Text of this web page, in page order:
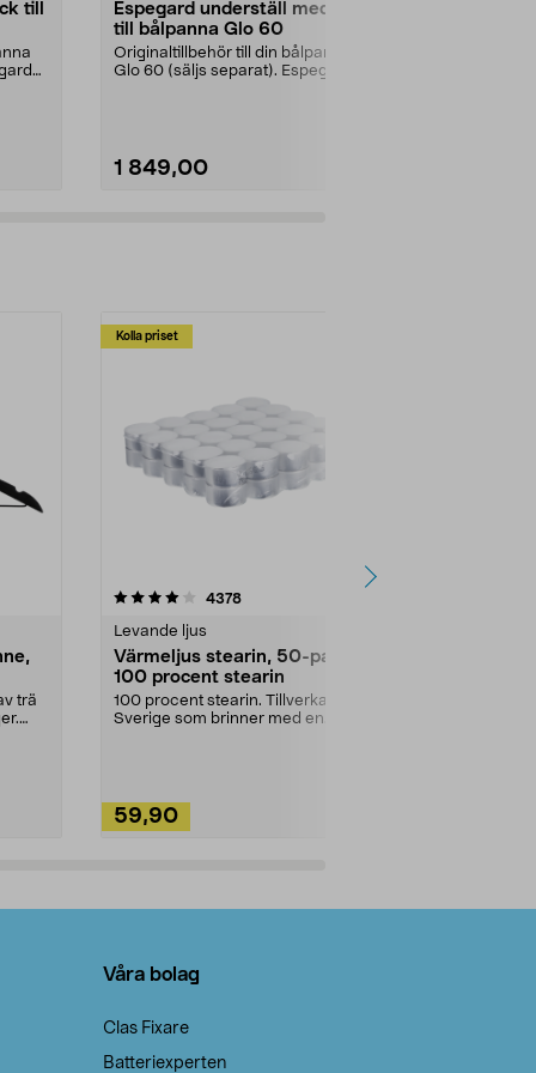
till
Espegard underställ med hjul
till bålpanna Glo 60
Originaltillbehör till din bålpanna
Glo 60 (säljs separat). Espegard
1 849,00
trä
Kolla priset
4378recensioner
Levande ljus
Värmeljus stearin, 50-pack,
100 procent stearin
100 procent stearin. Tillverkade i
Sverige som brinner med en
59,90
4.5av 5 stjärnor
Våra bolag
Clas Fixare
Batteriexperten